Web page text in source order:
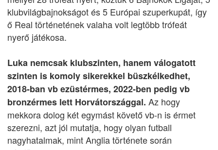
klubvilágbajnokságot és 5 Európai szuperkupát, így
ő Real történetének valaha volt legtöbb trófeát
nyerő játékosa.
Luka nemcsak klubszinten, hanem válogatott
szinten is komoly sikerekkel büszkélkedhet,
2018-ban vb ezüstérmes, 2022-ben pedig vb
bronzérmes lett Horvátországgal. Az hogy
mekkora dolog két egymást követő vb-n is érmet
szerezni, azt jól mutatja, hogy olyan futball
nagyhatalmak, mint Anglia története során